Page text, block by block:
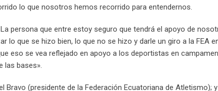
lo que nosotros hemos recorrido para entendernos.
persona que entre estoy seguro que tendrá el apoyo de
lo que se hizo bien, lo que no se hizo y darle un giro a la FEA
eso se vea reflejado en apoyo a los deportistas en
las bases».
(presidente de la Federación Ecuatoriana de Atletismo); y